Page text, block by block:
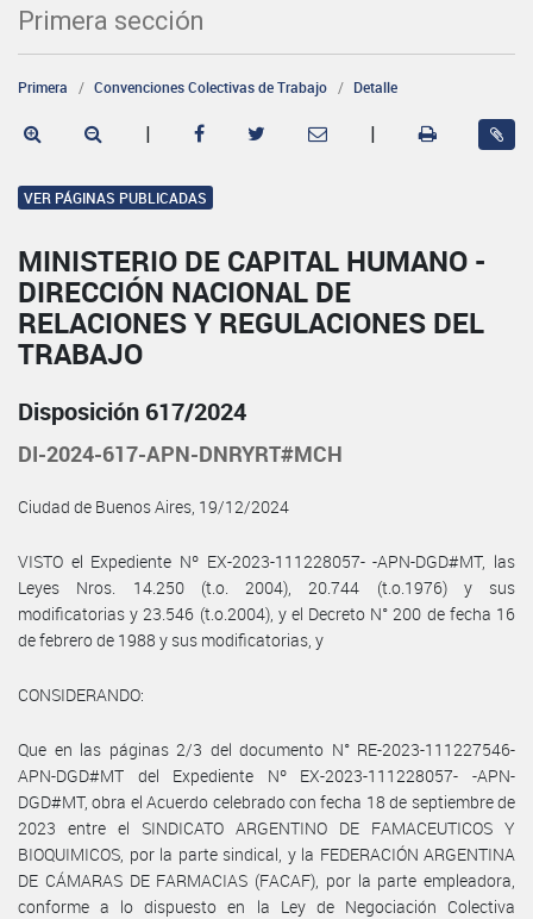
Primera sección
Primera Convenciones Colectivas de Trabajo Detalle
| |
VER PÁGINAS PUBLICADAS
MINISTERIO DE CAPITAL HUMANO -
DIRECCIÓN NACIONAL DE
RELACIONES Y REGULACIONES DEL
TRABAJO
Disposición 617/2024
DI-2024-617-APN-DNRYRT#MCH
Ciudad de Buenos Aires, 19/12/2024
VISTO el Expediente Nº EX-2023-111228057- -APN-DGD#MT, las
Leyes Nros. 14.250 (t.o. 2004), 20.744 (t.o.1976) y sus
modificatorias y 23.546 (t.o.2004), y el Decreto N° 200 de fecha 16
de febrero de 1988 y sus modificatorias, y
CONSIDERANDO:
Que en las páginas 2/3 del documento N° RE-2023-111227546-
APN-DGD#MT del Expediente Nº EX-2023-111228057- -APN-
DGD#MT, obra el Acuerdo celebrado con fecha 18 de septiembre de
2023 entre el SINDICATO ARGENTINO DE FAMACEUTICOS Y
BIOQUIMICOS, por la parte sindical, y la FEDERACIÓN ARGENTINA
DE CÁMARAS DE FARMACIAS (FACAF), por la parte empleadora,
conforme a lo dispuesto en la Ley de Negociación Colectiva